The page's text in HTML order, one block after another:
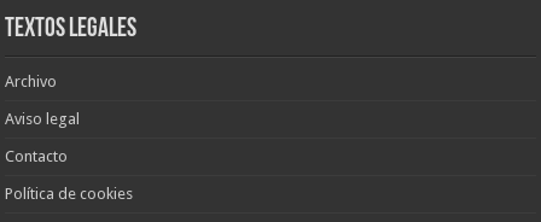
Textos legales
Archivo
Aviso legal
Contacto
Política de cookies